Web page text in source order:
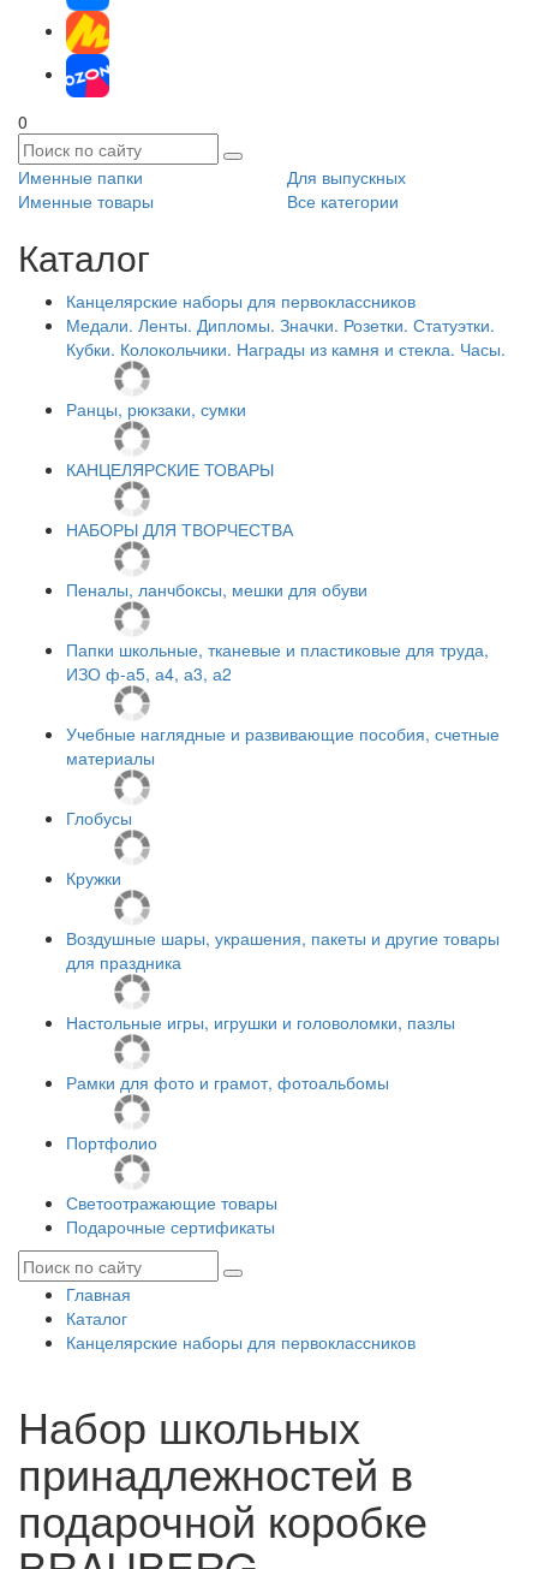
0
Именные папки
Для выпускных
Именные товары
Все категории
Каталог
Канцелярские наборы для первоклассников
Медали. Ленты. Дипломы. Значки. Розетки. Статуэтки.
Кубки. Колокольчики. Награды из камня и стекла. Часы.
Ранцы, рюкзаки, сумки
КАНЦЕЛЯРСКИЕ ТОВАРЫ
НАБОРЫ ДЛЯ ТВОРЧЕСТВА
Пеналы, ланчбоксы, мешки для обуви
Папки школьные, тканевые и пластиковые для труда,
ИЗО ф-а5, а4, а3, а2
Учебные наглядные и развивающие пособия, счетные
материалы
Глобусы
Кружки
Воздушные шары, украшения, пакеты и другие товары
для праздника
Настольные игры, игрушки и головоломки, пазлы
Рамки для фото и грамот, фотоальбомы
Портфолио
Светоотражающие товары
Подарочные сертификаты
Главная
Каталог
Канцелярские наборы для первоклассников
Набор школьных
принадлежностей в
подарочной коробке